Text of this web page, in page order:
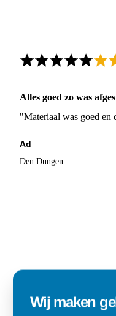
Alles goed zo was
"Materiaal was goed en
Ad
Den Dungen
Wij maken